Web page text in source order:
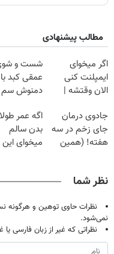
مطالب پیشنهادی
اگر میخوای
ایمپلنت کنی
الان وقتشه |
میلیون تومان!!!
شست و
عمقی کبد با
دمنوش سم
جادوی درمان
جای زخم در سه
هفته! (همین
اگه عمر
بدن سالم
میخوای این
نظر شما
نظرات حاوی توهین و هرگونه
نمی‌شود.
نظراتی که غیر از زبان فارسی